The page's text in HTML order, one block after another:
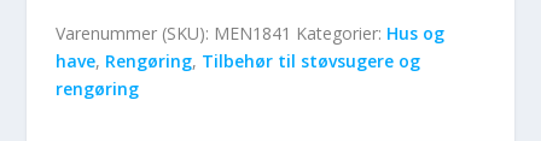
Varenummer (SKU): MEN1841 Kategorier: Hus og
have, Rengøring, Tilbehør til støvsugere og
rengøring